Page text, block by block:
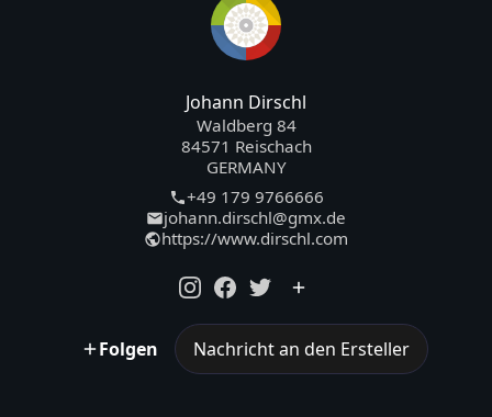
Johann Dirschl
Waldberg 84
84571 Reischach
GERMANY
+49 179 9766666
johann.dirschl@gmx.de
https://www.dirschl.com
Folgen Nachricht an den Ersteller